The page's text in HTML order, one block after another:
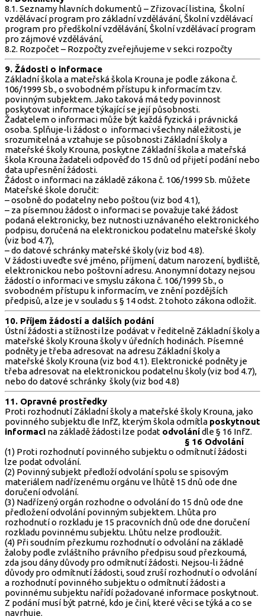
8.1. Seznamy hlavních dokumentů – Zřizovací listina, Školní
vzdělávací program pro základní vzdělávání, Školní vzdělávací
program pro předškolní vzdělávání, Školní vzdělávací program
pro zájmové vzdělávání,
8.2. Rozpočet – Rozpočty zveřejňujeme v sekci rozpočty
9. Žádosti o informace
Základní škola a mateřská škola Krouna je podle zákona č.
106/1999 Sb., o svobodném přístupu k informacím tzv.
povinným subjektem. Jako taková má tedy povinnost
poskytovat informace týkající se její působnosti.
Žadatelem o informaci může být každá fyzická i právnická
osoba. Splňuje-li žádost o informaci všechny náležitosti, je
srozumitelná a vztahuje se působnosti Základní školy a
mateřské školy Krouna, poskytne Základní škola a mateřská
škola Krouna žadateli odpověď do 15 dnů od přijetí podání nebo
data upřesnění žádosti.
Žádost o informaci na základě zákona č. 106/1999 Sb. můžete
Mateřské škole doručit:
– osobně do podatelny nebo poštou (viz bod 4.1),
– za písemnou žádost o informaci se považuje také žádost
podaná elektronicky, bez nutnosti uznávaného elektronického
podpisu, doručená na elektronickou podatelnu mateřské školy
(viz bod 4.7),
– do datové schránky mateřské školy (viz bod 4.8).
V žádosti uveďte své jméno, příjmení, datum narození, bydliště,
elektronickou nebo poštovní adresu. Anonymní dotazy nejsou
žádostí o informaci ve smyslu zákona č. 106/1999 Sb., o
svobodném přístupu k informacím, ve znění pozdějších
předpisů, a lze je v souladu s § 14 odst. 2 tohoto zákona odložit.
10. Příjem žádostí a dalších podání
Ústní žádosti a stížnosti lze podávat v ředitelně Základní školy a
mateřské školy Krouna školy v úředních hodinách. Písemné
podněty je třeba adresovat na adresu Základní školy a
mateřské školy Krouna (viz bod 4.1). Elektronické podněty je
třeba adresovat na elektronickou podatelnu školy (viz bod 4.7),
nebo do datové schránky školy (viz bod 4.8)
11. Opravné prostředky
Proti rozhodnutí Základní školy a mateřské školy Krouna, jako
povinného subjektu dle InfZ, kterým škola odmítla poskytnout
informaci na základě žádosti lze podat odvolánídle § 16 InfZ.
§ 16 Odvolání
(1) Proti rozhodnutí povinného subjektu o odmítnutí žádosti
lze podat odvolání.
(2) Povinný subjekt předloží odvolání spolu se spisovým
materiálem nadřízenému orgánu ve lhůtě 15 dnů ode dne
doručení odvolání.
(3) Nadřízený orgán rozhodne o odvolání do 15 dnů ode dne
předložení odvolání povinným subjektem. Lhůta pro
rozhodnutí o rozkladu je 15 pracovních dnů ode dne doručení
rozkladu povinnému subjektu. Lhůtu nelze prodloužit.
(4) Při soudním přezkumu rozhodnutí o odvolání na základě
žaloby podle zvláštního právního předpisu soud přezkoumá,
zda jsou dány důvody pro odmítnutí žádosti. Nejsou-li žádné
důvody pro odmítnutí žádosti, soud zruší rozhodnutí o odvolání
a rozhodnutí povinného subjektu o odmítnutí žádosti a
povinnému subjektu nařídí požadované informace poskytnout.
Z podání musí být patrné, kdo je činí, které věci se týká a co se
navrhuje.